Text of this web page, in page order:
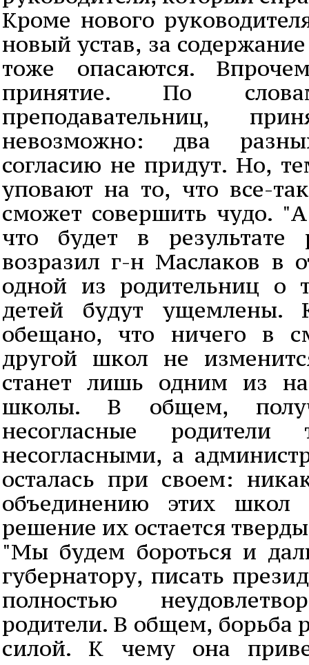
Кроме нового
новый устав, за
тоже опасаются.
принятие. По
преподавательниц,
невозможно: два
согласию не придут. Но,
уповают на то, что все-
сможет совершить чудо.
что будет в результате
возразил г-н Маслаков в
одной из родительниц о
детей будут ущемлены.
обещано, что ничего в
другой школ не
станет лишь одним из
школы. В общем,
несогласные
несогласными, а
осталась при своем:
объединению этих
решение их остается
"Мы будем бороться и
губернатору, писать
полностью
родители. В общем, борьба
силой. К чему она